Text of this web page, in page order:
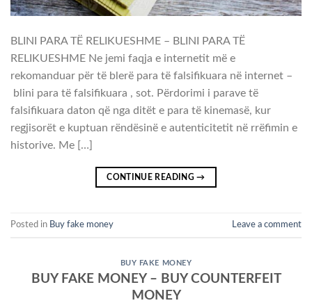
BLINI PARA TË RELIKUESHME – BLINI PARA TË
RELIKUESHME Ne jemi faqja e internetit më e
rekomanduar për të blerë para të falsifikuara në internet –
blini para të falsifikuara , sot. Përdorimi i parave të
falsifikuara daton që nga ditët e para të kinemasë, kur
regjisorët e kuptuan rëndësinë e autenticitetit në rrëfimin e
historive. Me […]
CONTINUE READING→
Posted in Buy fake money Leave a comment
BUY FAKE MONEY
BUY FAKE MONEY – BUY COUNTERFEIT
MONEY